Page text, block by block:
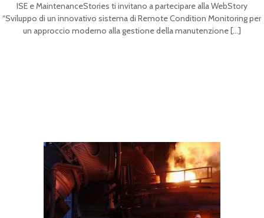
ISE e MaintenanceStories ti invitano a partecipare alla WebStory
“Sviluppo di un innovativo sistema di Remote Condition Monitoring per
un approccio moderno alla gestione della manutenzione[…]